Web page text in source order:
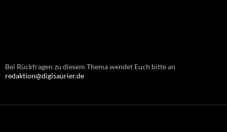
Bei Rückfragen zu diesem Thema wendet Euch bitte an
redaktion@digisaurier.de